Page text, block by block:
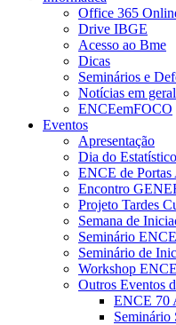
Office 365
Drive IBGE
Acesso ao Bme
Dicas
Seminários e
Notícias em geral
ENCEemFOCO
Eventos
Apresentação
Dia do Estatístico
ENCE de Portas
Encontro
Projeto Tardes
Semana de
Seminário ENCE
Seminário de
Workshop
Outros Eventos
ENCE 70
Seminário